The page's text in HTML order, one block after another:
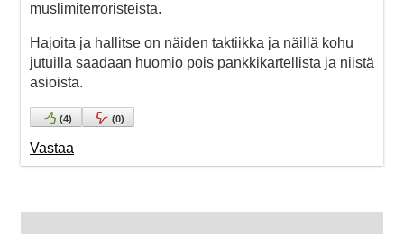
muslimiterroristeista.
Hajoita ja hallitse on näiden taktiikka ja näillä kohu
jutuilla saadaan huomio pois pankkikartellista ja niistä
asioista.
(4) (0)
Vastaa